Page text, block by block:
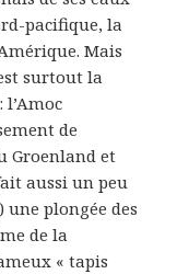
pacifique, la
Mais
surtout la
de
Groenland et
aussi un peu
une plongée des
de la
« tapis